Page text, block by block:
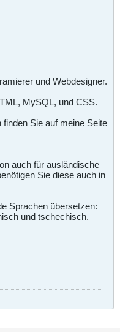
und Webdesigner.
MySQL, und CSS.
Sie auf meine Seite
auch für ausländische
Sie diese auch in
Sprachen übersetzen:
und tschechisch.